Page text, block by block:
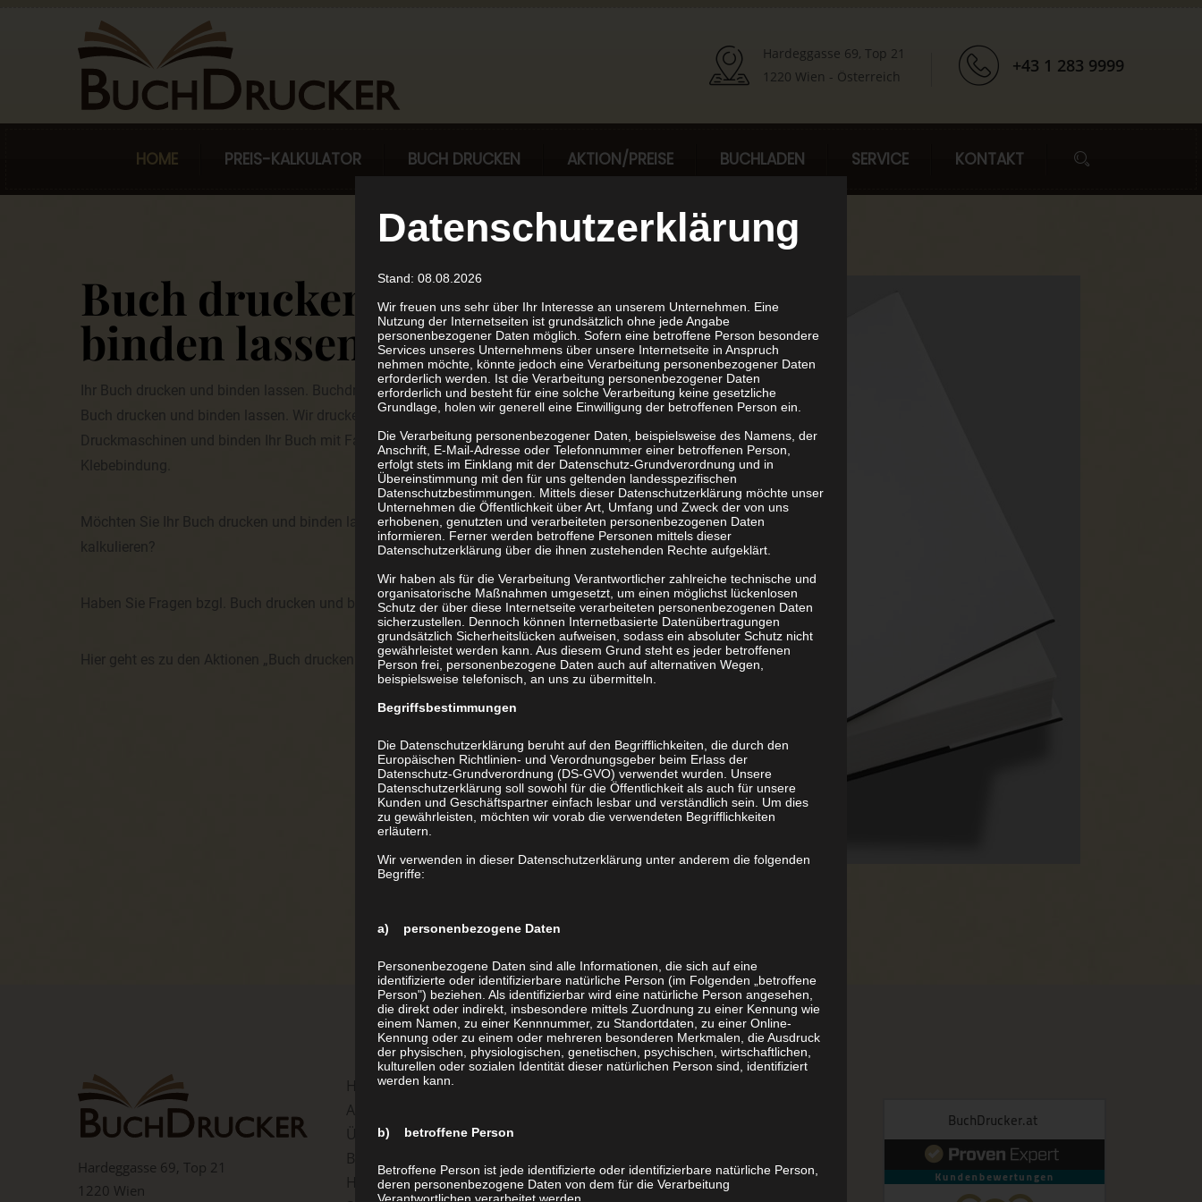
Hardeggasse 69, Top 21
1220 Wien - Österreich
+43 1 283 9999
HOME PREIS-KALKULATOR BUCH DRUCKEN AKTION/PREISE BUCHLADEN SERVICE KONTAKT
Buch drucken und
binden lassen
Ihr Buch drucken und binden lassen. Buchdrucker.at ist Ihre 1. Adresse für Ihr
Buch drucken und binden lassen. Wir drucken Ihr Buch auf den modernsten
Druckmaschinen und binden Ihr Buch mit Fadenheftung oder stabiler PUR
Klebebindung.
Möchten Sie Ihr Buch drucken und binden lassen Projekt vorher die Kosten online
kalkulieren?
Haben Sie Fragen bzgl. Buch drucken und binden lassen?
Hier geht es zu den Aktionen „Buch drucken und binden lassen“.
Hardeggasse 69, Top 21
1220 Wien
Home
Aktion
Über uns
Buchdruck (Ihr Buch drucken)
Hardcover Buch
Reisetagebücher
Datenschutzerklärung
Stand: 08.08.2026
Wir freuen uns sehr über Ihr Interesse an unserem Unternehmen. Eine
Nutzung der Internetseiten ist grundsätzlich ohne jede Angabe
personenbezogener Daten möglich. Sofern eine betroffene Person besondere
Services unseres Unternehmens über unsere Internetseite in Anspruch
nehmen möchte, könnte jedoch eine Verarbeitung personenbezogener Daten
erforderlich werden. Ist die Verarbeitung personenbezogener Daten
erforderlich und besteht für eine solche Verarbeitung keine gesetzliche
Grundlage, holen wir generell eine Einwilligung der betroffenen Person ein.
Die Verarbeitung personenbezogener Daten, beispielsweise des Namens, der
Anschrift, E-Mail-Adresse oder Telefonnummer einer betroffenen Person,
erfolgt stets im Einklang mit der Datenschutz-Grundverordnung und in
Übereinstimmung mit den für uns geltenden landesspezifischen
Datenschutzbestimmungen. Mittels dieser Datenschutzerklärung möchte unser
Unternehmen die Öffentlichkeit über Art, Umfang und Zweck der von uns
erhobenen, genutzten und verarbeiteten personenbezogenen Daten
informieren. Ferner werden betroffene Personen mittels dieser
Datenschutzerklärung über die ihnen zustehenden Rechte aufgeklärt.
Wir haben als für die Verarbeitung Verantwortlicher zahlreiche technische und
organisatorische Maßnahmen umgesetzt, um einen möglichst lückenlosen
Schutz der über diese Internetseite verarbeiteten personenbezogenen Daten
sicherzustellen. Dennoch können Internetbasierte Datenübertragungen
grundsätzlich Sicherheitslücken aufweisen, sodass ein absoluter Schutz nicht
gewährleistet werden kann. Aus diesem Grund steht es jeder betroffenen
Person frei, personenbezogene Daten auch auf alternativen Wegen,
beispielsweise telefonisch, an uns zu übermitteln.
Begriffsbestimmungen
Die Datenschutzerklärung beruht auf den Begrifflichkeiten, die durch den
Europäischen Richtlinien- und Verordnungsgeber beim Erlass der
Datenschutz-Grundverordnung (DS-GVO) verwendet wurden. Unsere
Datenschutzerklärung soll sowohl für die Öffentlichkeit als auch für unsere
Kunden und Geschäftspartner einfach lesbar und verständlich sein. Um dies
zu gewährleisten, möchten wir vorab die verwendeten Begrifflichkeiten
erläutern.
Wir verwenden in dieser Datenschutzerklärung unter anderem die folgenden
Begriffe:
a) personenbezogene Daten
Personenbezogene Daten sind alle Informationen, die sich auf eine
identifizierte oder identifizierbare natürliche Person (im Folgenden „betroffene
Person") beziehen. Als identifizierbar wird eine natürliche Person angesehen,
die direkt oder indirekt, insbesondere mittels Zuordnung zu einer Kennung wie
einem Namen, zu einer Kennnummer, zu Standortdaten, zu einer Online-
Kennung oder zu einem oder mehreren besonderen Merkmalen, die Ausdruck
der physischen, physiologischen, genetischen, psychischen, wirtschaftlichen,
kulturellen oder sozialen Identität dieser natürlichen Person sind, identifiziert
werden kann.
b) betroffene Person
Betroffene Person ist jede identifizierte oder identifizierbare natürliche Person,
deren personenbezogene Daten von dem für die Verarbeitung
Verantwortlichen verarbeitet werden.